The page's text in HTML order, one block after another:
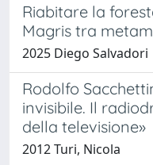
Riabitare la
Magris tra
2025 Diego Salvadori
Rodolfo
invisibile. Il
della televisione»
2012 Turi, Nicola